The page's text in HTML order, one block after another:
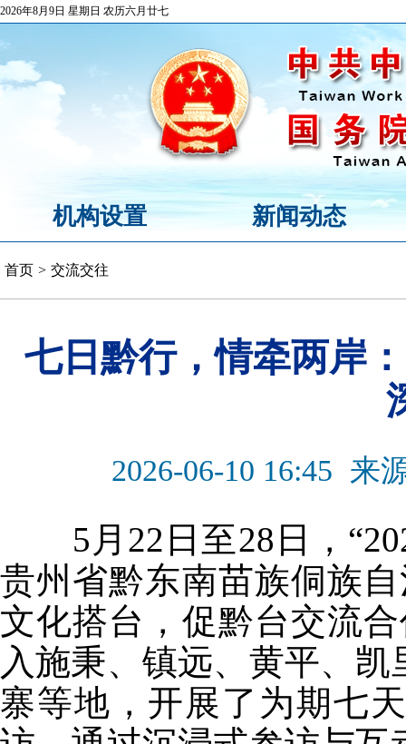
2026年8月9日 星期日 农历六月廿七
机构设置 新闻动态
首页 > 交流交往
七日黔行，情牵两岸
2026-06-10 16:45 来
5月22日至28日，
贵州省黔东南苗族侗族
文化搭台，促黔台交流
入施秉、镇远、黄平、
寨等地，开展了为期七